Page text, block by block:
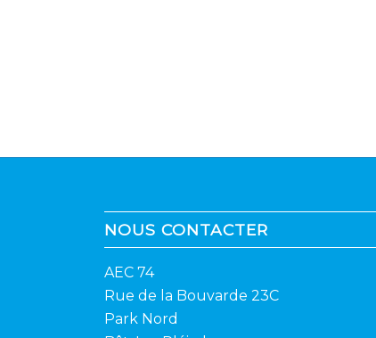
NOUS CONTACTER
AEC 74
Rue de la Bouvarde 23C
Park Nord